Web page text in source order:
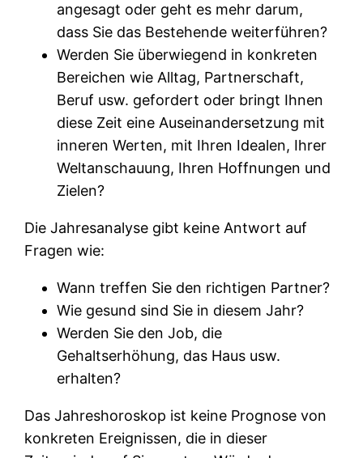
angesagt oder geht es mehr darum,
dass Sie das Bestehende weiterführen?
Werden Sie überwiegend in konkreten
Bereichen wie Alltag, Partnerschaft,
Beruf usw. gefordert oder bringt Ihnen
diese Zeit eine Auseinandersetzung mit
inneren Werten, mit Ihren Idealen, Ihrer
Weltanschauung, Ihren Hoffnungen und
Zielen?
Die Jahresanalyse gibt keine Antwort auf
Fragen wie:
Wann treffen Sie den richtigen Partner?
Wie gesund sind Sie in diesem Jahr?
Werden Sie den Job, die
Gehaltserhöhung, das Haus usw.
erhalten?
Das Jahreshoroskop ist keine Prognose von
konkreten Ereignissen, die in dieser